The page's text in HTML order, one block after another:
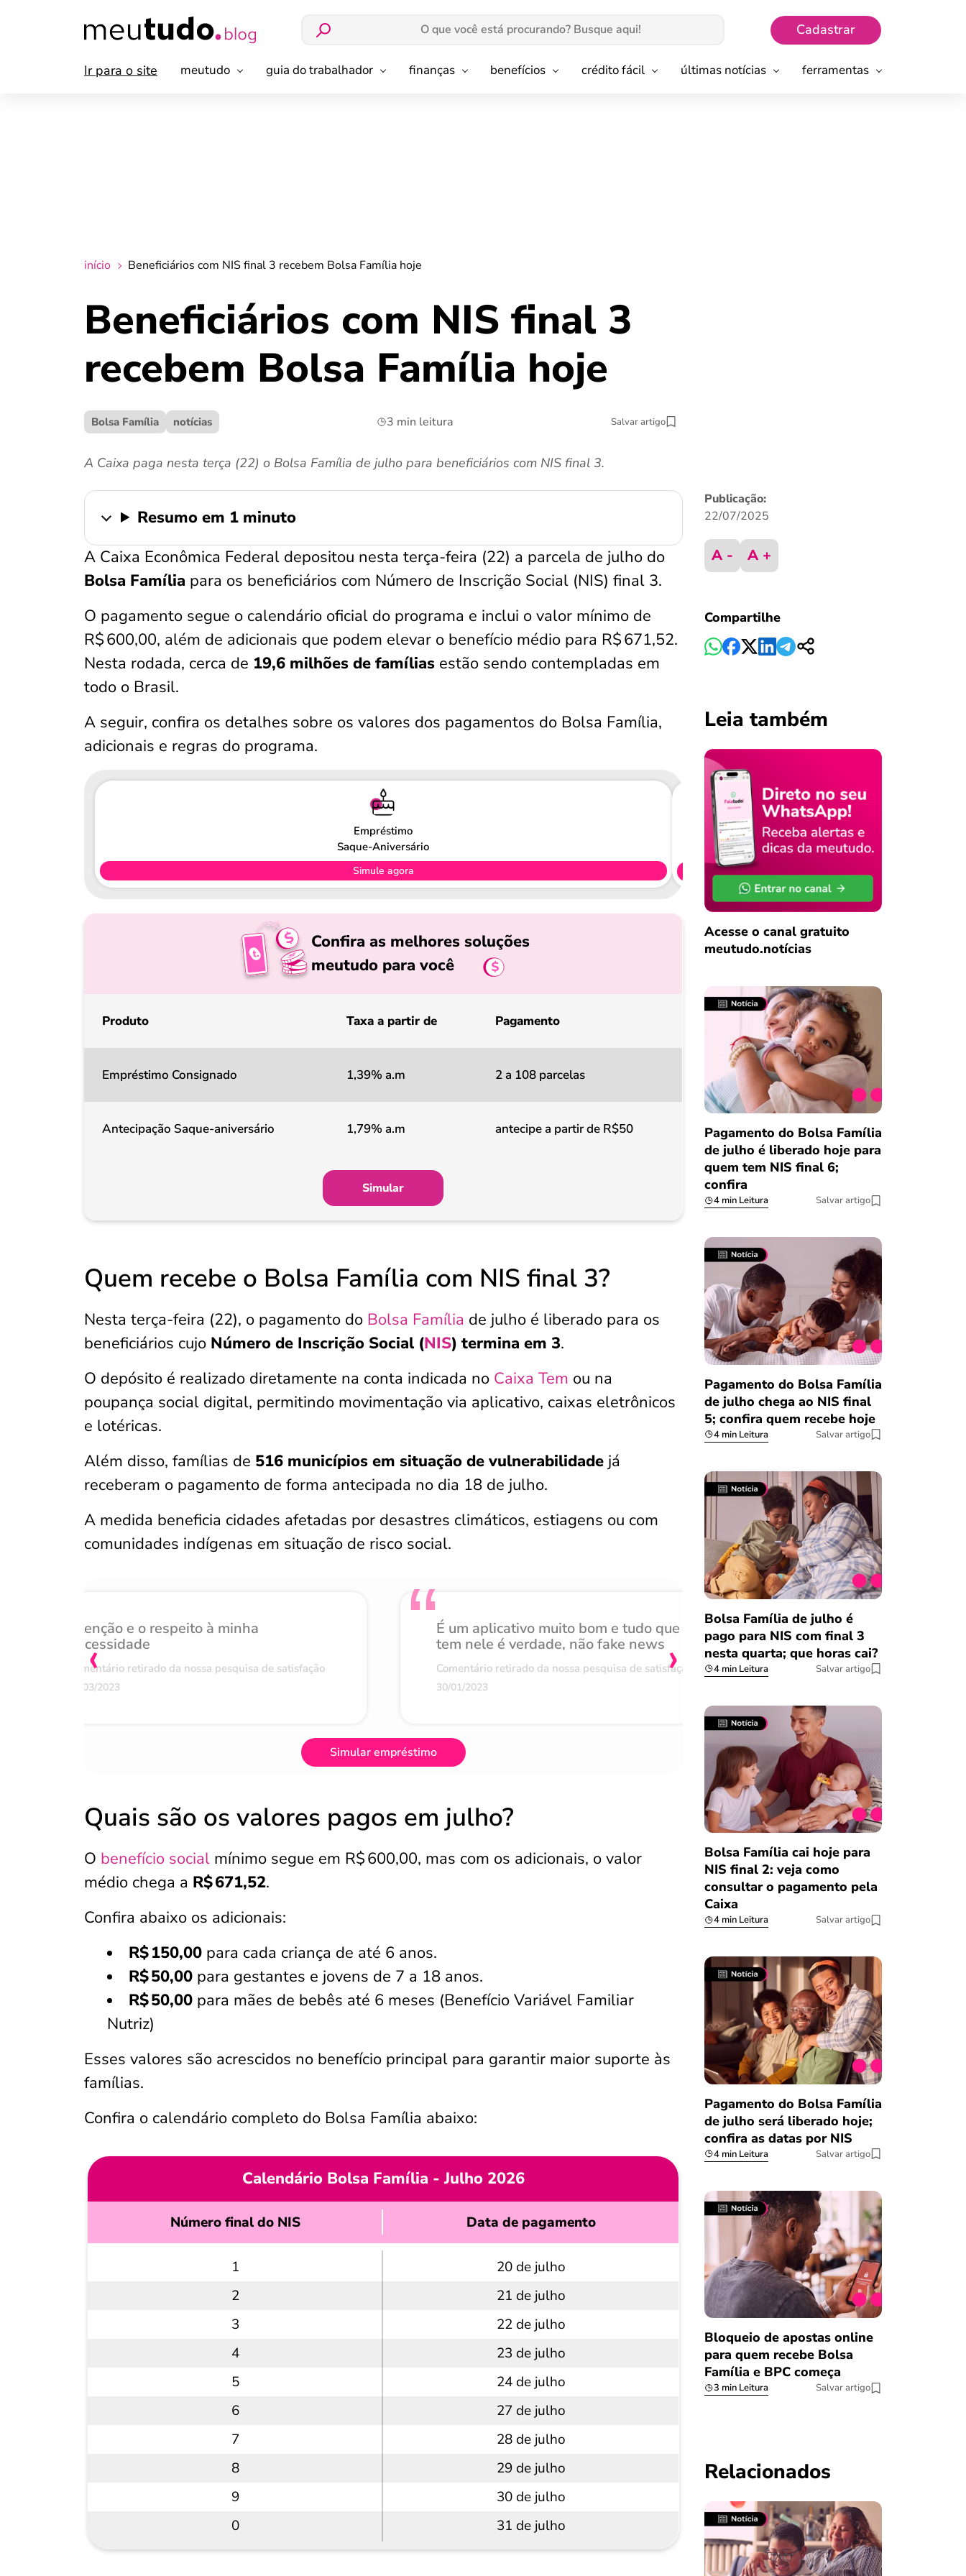
Cadastrar
Ir para o site meutudo guia do trabalhador finanças benefícios crédito fácil últimas notícias ferramentas
início Beneficiários com NIS final 3 recebem Bolsa Família hoje
Beneficiários com NIS final 3
recebem Bolsa Família hoje
Bolsa Família notícias 3 min leitura Salvar artigo
A Caixa paga nesta terça (22) o Bolsa Família de julho para beneficiários com NIS final 3.
Resumo em 1 minuto
A Caixa Econômica Federal depositou nesta terça-feira (22) a parcela de julho do
Bolsa Família para os beneficiários com Número de Inscrição Social (NIS) final 3.
O pagamento segue o calendário oficial do programa e inclui o valor mínimo de
R$ 600,00, além de adicionais que podem elevar o benefício médio para R$ 671,52.
Nesta rodada, cerca de 19,6 milhões de famílias estão sendo contempladas em
todo o Brasil.
A seguir, confira os detalhes sobre os valores dos pagamentos do Bolsa Família,
adicionais e regras do programa.
Empréstimo
Saque-Aniversário
Simule agora
Confira as melhores soluções
meutudo para você
Produto Taxa a partir de Pagamento
Empréstimo Consignado 1,39% a.m 2 a 108 parcelas
Antecipação Saque-aniversário 1,79% a.m antecipe a partir de R$50
Simular
Quem recebe o Bolsa Família com NIS final 3?
Nesta terça-feira (22), o pagamento do Bolsa Família de julho é liberado para os
beneficiários cujo Número de Inscrição Social (NIS) termina em 3.
O depósito é realizado diretamente na conta indicada no Caixa Tem ou na
poupança social digital, permitindo movimentação via aplicativo, caixas eletrônicos
e lotéricas.
Além disso, famílias de 516 municípios em situação de vulnerabilidade já
receberam o pagamento de forma antecipada no dia 18 de julho.
A medida beneficia cidades afetadas por desastres climáticos, estiagens ou com
comunidades indígenas em situação de risco social.
Atenção e o respeito à minha
necessidade
Comentário retirado da nossa pesquisa de satisfação
07/03/2023
É um aplicativo muito bom e tudo que
tem nele é verdade, não fake news
Comentário retirado da nossa pesquisa de satisfação
30/01/2023
Achei muito rápido,
burocracia
Comentário retirado da nossa
‹ ›
Simular empréstimo
Quais são os valores pagos em julho?
O benefício social mínimo segue em R$ 600,00, mas com os adicionais, o valor
médio chega a R$ 671,52.
Confira abaixo os adicionais:
R$ 150,00 para cada criança de até 6 anos.
R$ 50,00 para gestantes e jovens de 7 a 18 anos.
R$ 50,00 para mães de bebês até 6 meses (Benefício Variável Familiar
Nutriz)
Esses valores são acrescidos no benefício principal para garantir maior suporte às
famílias.
Confira o calendário completo do Bolsa Família abaixo:
Calendário Bolsa Família - Julho 2026
Número final do NIS Data de pagamento
1
20 de julho
2
21 de julho
3
22 de julho
4
23 de julho
5
24 de julho
6
27 de julho
7
28 de julho
8
29 de julho
9
30 de julho
0
31 de julho
Publicação:
22/07/2025
A - A +
Compartilhe
Leia também
Acesse o canal gratuito
meutudo.notícias
Pagamento do Bolsa Família
de julho é liberado hoje para
quem tem NIS final 6;
confira
4 min Leitura Salvar artigo
Pagamento do Bolsa Família
de julho chega ao NIS final
5; confira quem recebe hoje
4 min Leitura Salvar artigo
Bolsa Família de julho é
pago para NIS com final 3
nesta quarta; que horas cai?
4 min Leitura Salvar artigo
Bolsa Família cai hoje para
NIS final 2: veja como
consultar o pagamento pela
Caixa
4 min Leitura Salvar artigo
Pagamento do Bolsa Família
de julho será liberado hoje;
confira as datas por NIS
4 min Leitura Salvar artigo
Bloqueio de apostas online
para quem recebe Bolsa
Família e BPC começa
3 min Leitura Salvar artigo
Relacionados